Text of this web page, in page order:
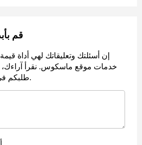
قم
إن أسئلتك وتعليقاتك لهي أداة
خدمات موقع ماسكوس. نقرأ آراءك،
طلبكم في أسرع وقت ممكن.